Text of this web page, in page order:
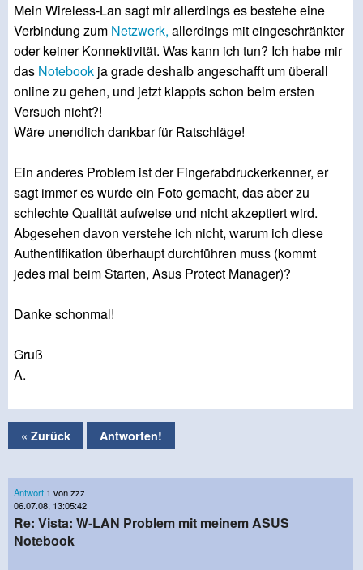
Mein Wireless-Lan sagt mir allerdings es bestehe eine
Verbindung zum Netzwerk, allerdings mit eingeschränkter
oder keiner Konnektivität. Was kann ich tun? Ich habe mir
das Notebook ja grade deshalb angeschafft um überall
online zu gehen, und jetzt klappts schon beim ersten
Versuch nicht?!
Wäre unendlich dankbar für Ratschläge!
Ein anderes Problem ist der Fingerabdruckerkenner, er
sagt immer es wurde ein Foto gemacht, das aber zu
schlechte Qualität aufweise und nicht akzeptiert wird.
Abgesehen davon verstehe ich nicht, warum ich diese
Authentifikation überhaupt durchführen muss (kommt
jedes mal beim Starten, Asus Protect Manager)?
Danke schonmal!
Gruß
A.
« Zurück Antworten!
Antwort 1 von zzz
06.07.08, 13:05:42
Re: Vista: W-LAN Problem mit meinem ASUS
Notebook